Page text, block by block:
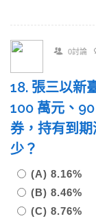
0討論
18. 張三以新
100 萬元、
券，持有到
少？
(A) 8.16%
(B) 8.46%
(C) 8.76%